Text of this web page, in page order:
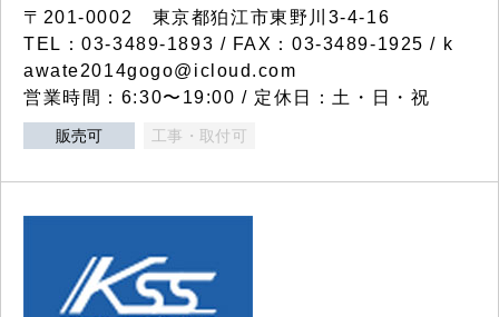
〒201-0002 東京都狛江市東野川3-4-16
TEL：03-3489-1893 / FAX：03-3489-1925 / k
awate2014gogo@icloud.com
営業時間：6:30〜19:00 / 定休日：土・日・祝
販売可 工事・取付可